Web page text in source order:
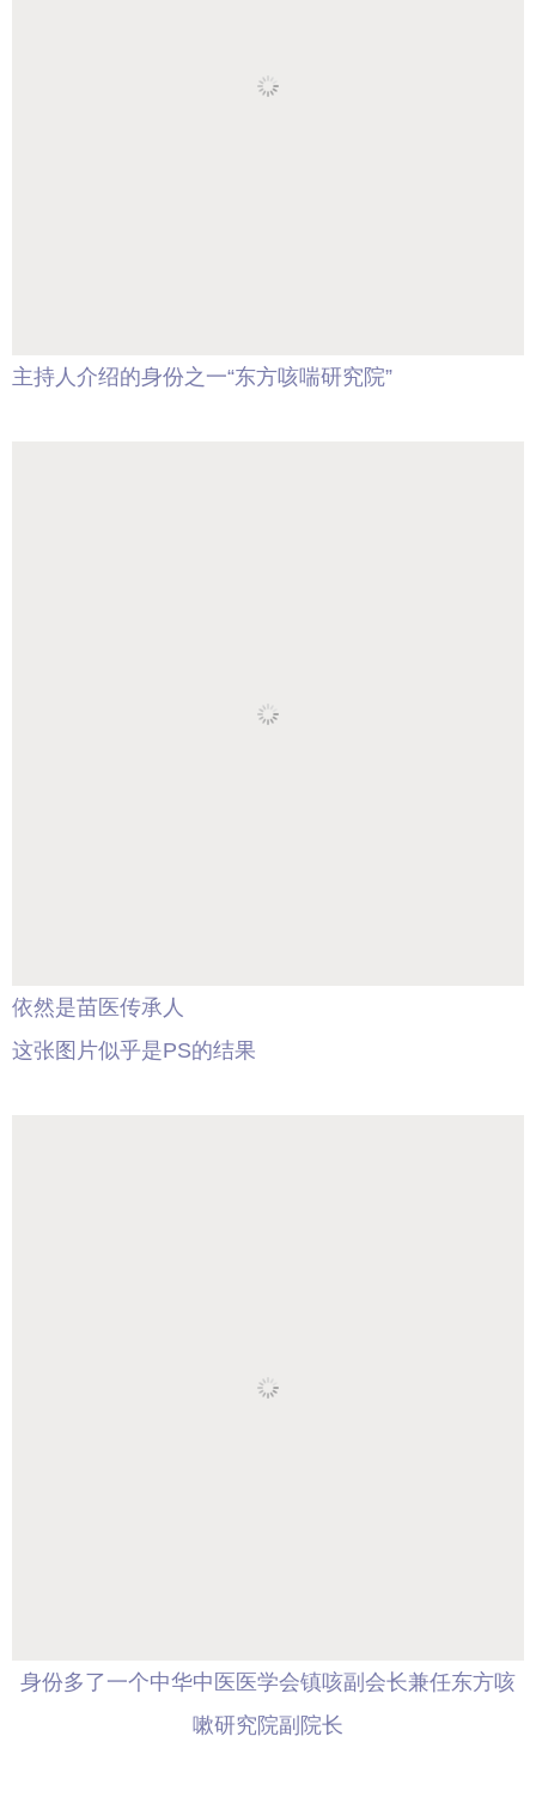
主持人介绍的身份之一“东方咳喘研究院”
依然是苗医传承人
这张图片似乎是PS的结果
身份多了一个中华中医医学会镇咳副会长兼任东方咳
嗽研究院副院长